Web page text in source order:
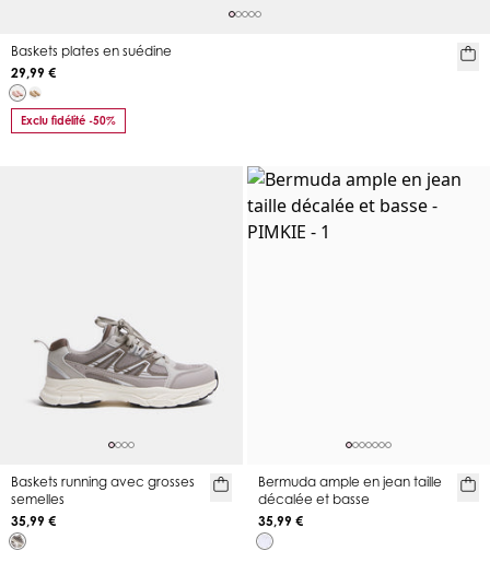
Baskets plates en suédine
29,99 €
Exclu fidélité -50%
Baskets running avec grosses
semelles
35,99 €
Bermuda ample en jean taille
décalée et basse
35,99 €